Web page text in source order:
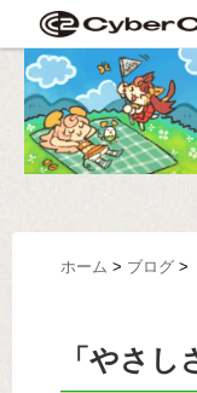
ホーム > ブログ >
「やさし